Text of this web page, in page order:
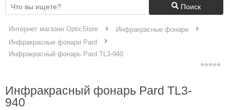
Поиск
Интернет магазин OpticStore
Инфракрасные фонари
Инфракрасные фонари Pard
Инфракрасный фонарь Pard TL3-940
Инфракрасный фонарь Pard TL3-
940